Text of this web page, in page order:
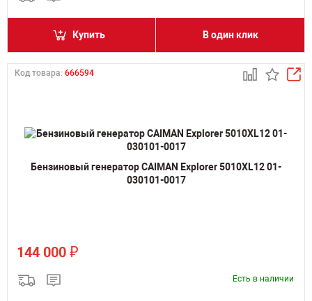
Купить В один клик
Код товара: 666594
Бензиновый генератор CAIMAN Explorer 5010XL12 01-
030101-0017
144 000 ₽
Есть в наличии